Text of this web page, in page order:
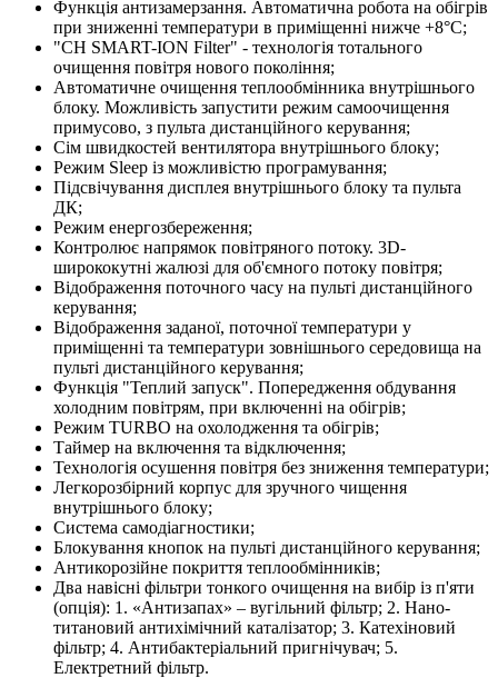
Функція антизамерзання. Автоматична робота на обігрів
при зниженні температури в приміщенні нижче +8°C;
"CH SMART-ION Filter" - технологія тотального
очищення повітря нового покоління;
Автоматичне очищення теплообмінника внутрішнього
блоку. Можливість запустити режим самоочищення
примусово, з пульта дистанційного керування;
Сім швидкостей вентилятора внутрішнього блоку;
Режим Sleep із можливістю програмування;
Підсвічування дисплея внутрішнього блоку та пульта
ДК;
Режим енергозбереження;
Контролює напрямок повітряного потоку. 3D-
ширококутні жалюзі для об'ємного потоку повітря;
Відображення поточного часу на пульті дистанційного
керування;
Відображення заданої, поточної температури у
приміщенні та температури зовнішнього середовища на
пульті дистанційного керування;
Функція "Теплий запуск". Попередження обдування
холодним повітрям, при включенні на обігрів;
Режим TURBO на охолодження та обігрів;
Таймер на включення та відключення;
Технологія осушення повітря без зниження температури;
Легкорозбірний корпус для зручного чищення
внутрішнього блоку;
Система самодіагностики;
Блокування кнопок на пульті дистанційного керування;
Антикорозійне покриття теплообмінників;
Два навісні фільтри тонкого очищення на вибір із п'яти
(опція): 1. «Антизапах» – вугільний фільтр; 2. Нано-
титановий антихімічний каталізатор; 3. Катехіновий
фільтр; 4. Антибактеріальний пригнічувач; 5.
Електретний фільтр.